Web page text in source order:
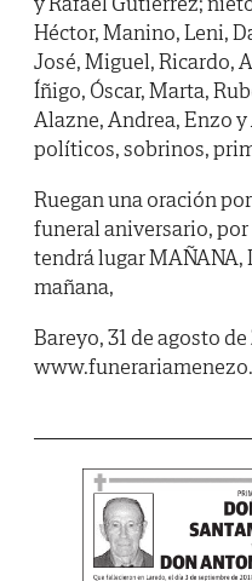
Héctor, Manino, Leni,
José, Miguel, Ricardo,
Íñigo, Óscar, Marta,
Alazne, Andrea, Enzo
políticos, sobrinos,
Ruegan una oración
funeral aniversario, por
tendrá lugar MAÑANA,
mañana,
Bareyo, 31 de agosto de